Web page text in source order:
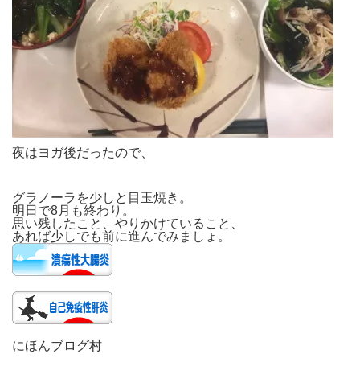
夜はヨガ後だったので、
グラノーラを少しと目玉焼き。
明日で8月も終わり。
思い残したこと、やりかけていること、
あれば少しでも前に進んでみましょ。
にほんブログ村